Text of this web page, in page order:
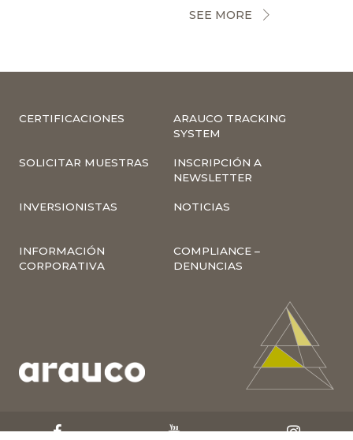
SEE MORE
CERTIFICACIONES
ARAUCO TRACKING
SYSTEM
SOLICITAR MUESTRAS
INSCRIPCIÓN A
NEWSLETTER
INVERSIONISTAS NOTICIAS
INFORMACIÓN
CORPORATIVA
COMPLIANCE –
DENUNCIAS